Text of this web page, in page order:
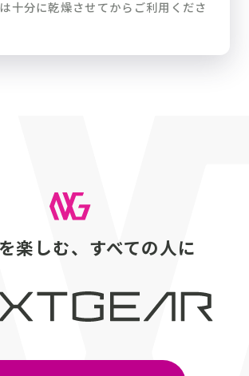
十分に乾燥させてからご利用くださ
楽しむ、すべての人に